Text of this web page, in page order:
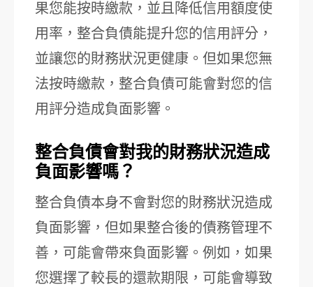
果您能按時繳款，並且降低信用額度使
用率，整合負債能提升您的信用評分，
並讓您的財務狀況更健康。但如果您無
法按時繳款，整合負債可能會對您的信
用評分造成負面影響。
整合負債會對我的財務狀況造成
負面影響嗎？
整合負債本身不會對您的財務狀況造成
負面影響，但如果整合後的債務管理不
善，可能會帶來負面影響。例如，如果
您選擇了較長的還款期限，可能會導致